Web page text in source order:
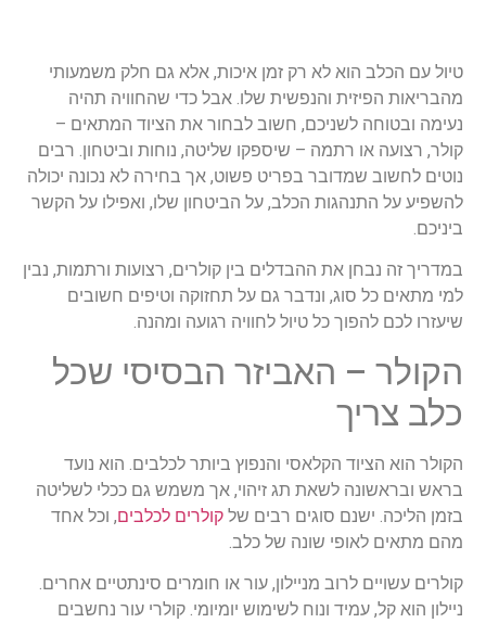
טיול עם הכלב הוא לא רק זמן איכות, אלא גם חלק משמעותי
מהבריאות הפיזית והנפשית שלו. אבל כדי שהחוויה תהיה
נעימה ובטוחה לשניכם, חשוב לבחור את הציוד המתאים –
קולר, רצועה או רתמה – שיספקו שליטה, נוחות וביטחון. רבים
נוטים לחשוב שמדובר בפריט פשוט, אך בחירה לא נכונה יכולה
להשפיע על התנהגות הכלב, על הביטחון שלו, ואפילו על הקשר
ביניכם.
במדריך זה נבחן את ההבדלים בין קולרים, רצועות ורתמות, נבין
למי מתאים כל סוג, ונדבר גם על תחזוקה וטיפים חשובים
שיעזרו לכם להפוך כל טיול לחוויה רגועה ומהנה.
הקולר – האביזר הבסיסי שכל
כלב צריך
הקולר הוא הציוד הקלאסי והנפוץ ביותר לכלבים. הוא נועד
בראש ובראשונה לשאת תג זיהוי, אך משמש גם ככלי לשליטה
בזמן הליכה. ישנם סוגים רבים של קולרים לכלבים, וכל אחד
מהם מתאים לאופי שונה של כלב.
קולרים עשויים לרוב מניילון, עור או חומרים סינתטיים אחרים.
ניילון הוא קל, עמיד ונוח לשימוש יומיומי. קולרי עור נחשבים